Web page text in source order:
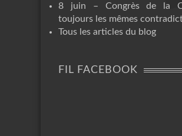
8 juin – Congrès de la
toujours les mêmes
Tous les articles du blog
FIL FACEBOOK